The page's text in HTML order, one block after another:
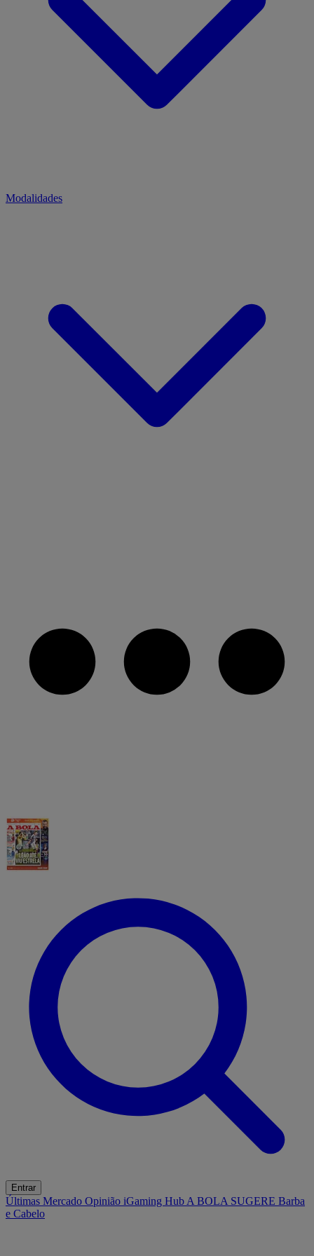
Modalidades
Entrar
Últimas Mercado Opinião iGaming Hub A BOLA SUGERE Barba
e Cabelo